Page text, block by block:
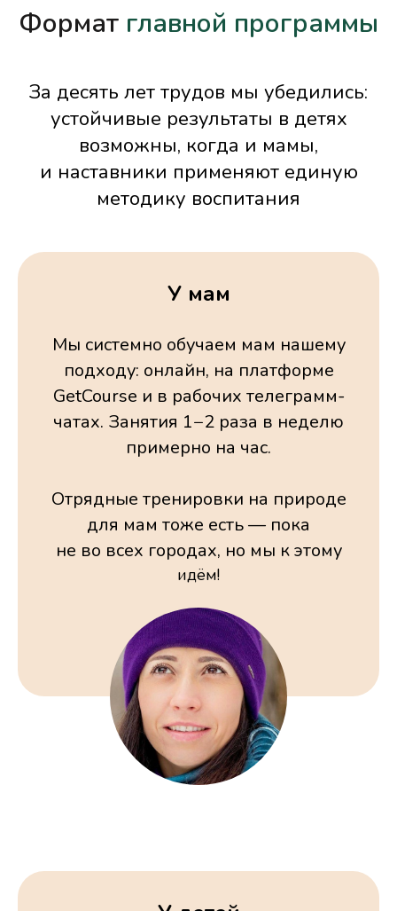
Формат главной программы
За десять лет трудов мы убедились:
устойчивые результаты в детях
возможны, когда и мамы,
и наставники применяют единую
методику воспитания
У мам
Мы системно обучаем мам нашему
подходу: онлайн, на платформе
GetCourse и в рабочих телеграмм-
чатах. Занятия 1−2 раза в неделю
примерно на час.
Отрядные тренировки на природе
для мам тоже есть — пока
не во всех городах, но мы к этому
идём!